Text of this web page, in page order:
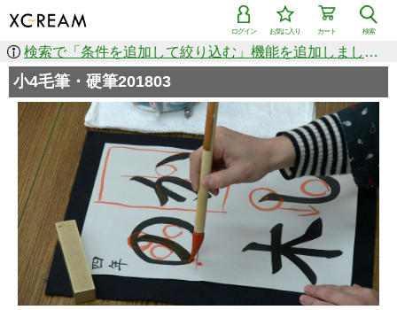
検索
カート
お気に入り
ログイン
検索で「条件を追加して絞り込む」機能を追加しました！
小4毛筆・硬筆201803